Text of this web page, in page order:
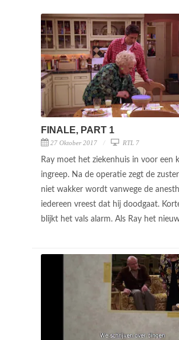
FINALE, PART 1
27 Oktober 2017 RTL 7
Ray moet het ziekenhuis in voor een
ingreep. Na de operatie zegt de
niet wakker wordt vanwege de
iedereen vreest dat hij doodgaat.
blijkt het vals alarm. Als Ray het